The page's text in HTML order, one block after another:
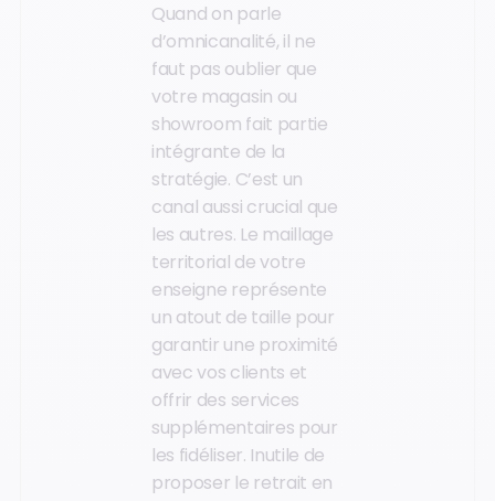
Quand on parle
d’omnicanalité, il ne
faut pas oublier que
votre magasin ou
showroom fait partie
intégrante de la
stratégie. C’est un
canal aussi crucial que
les autres. Le maillage
territorial de votre
enseigne représente
un atout de taille pour
garantir une proximité
avec vos clients et
offrir des services
supplémentaires pour
les fidéliser. Inutile de
proposer le retrait en